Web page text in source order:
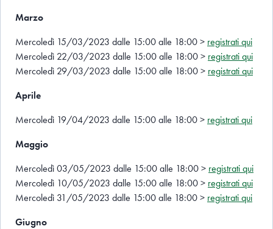
Marzo
Mercoledì 15/03/2023 dalle 15:00 alle 18:00 > registrati qui
Mercoledì 22/03/2023 dalle 15:00 alle 18:00 > registrati qui
Mercoledì 29/03/2023 dalle 15:00 alle 18:00 > registrati qui
Aprile
Mercoledì 19/04/2023 dalle 15:00 alle 18:00 > registrati qui
Maggio
Mercoledì 03/05/2023 dalle 15:00 alle 18:00 > registrati qui
Mercoledì 10/05/2023 dalle 15:00 alle 18:00 > registrati qui
Mercoledì 31/05/2023 dalle 15:00 alle 18:00 > registrati qui
Giugno